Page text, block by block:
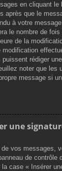
en cliquant le
après que le
à votre
le nombre de fois
de la
modification
puissent rédiger
noter que les
message si
une
vos messages,
de contrôle
case « Insérer